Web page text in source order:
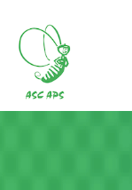
contenuto
principale